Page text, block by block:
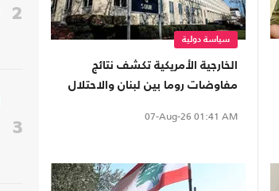
سياسة دولية
الخارجية الأمريكية تكشف نتائج
مفاوضات روما بين لبنان والاحتلال
07-Aug-26 01:41 AM
2
3